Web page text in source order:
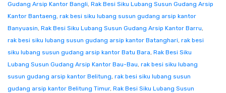
Gudang Arsip Kantor Bangli, Rak Besi Siku Lubang Susun Gudang Arsip
Kantor Bantaeng, rak besi siku lubang susun gudang arsip kantor
Banyuasin, Rak Besi Siku Lubang Susun Gudang Arsip Kantor Barru,
rak besi siku lubang susun gudang arsip kantor Batanghari, rak besi
siku lubang susun gudang arsip kantor Batu Bara, Rak Besi Siku
Lubang Susun Gudang Arsip Kantor Bau-Bau, rak besi siku lubang
susun gudang arsip kantor Belitung, rak besi siku lubang susun
gudang arsip kantor Belitung Timur, Rak Besi Siku Lubang Susun